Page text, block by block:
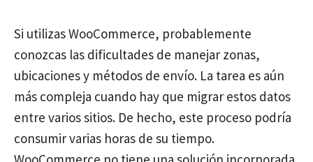
Si utilizas WooCommerce, probablemente
conozcas las dificultades de manejar zonas,
ubicaciones y métodos de envío. La tarea es aún
más compleja cuando hay que migrar estos datos
entre varios sitios. De hecho, este proceso podría
consumir varias horas de su tiempo.